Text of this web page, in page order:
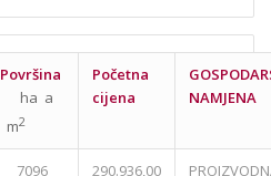
Površina
ha a
m2
Početna
cijena
NAMJENA
7096
290.936,00